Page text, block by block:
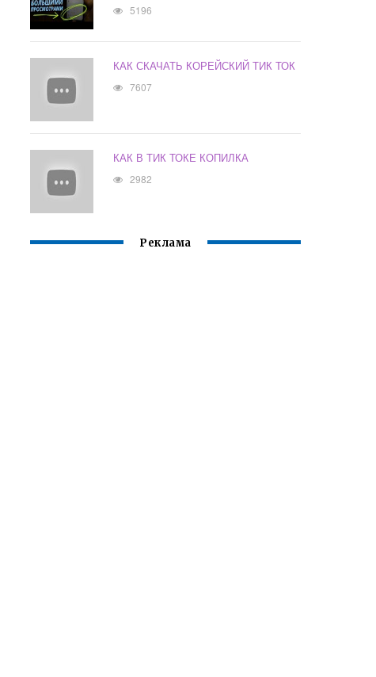
5196
КАК СКАЧАТЬ КОРЕЙСКИЙ ТИК ТОК
7607
КАК В ТИК ТОКЕ КОПИЛКА
2982
Реклама